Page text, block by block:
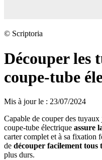
© Scriptoria
Découper les
coupe-tube
Mis à jour le : 23/07/2024
Capable de couper des
coupe-tube électrique assure
carter complet et à sa fixation
de découper facilement tous
plus durs.